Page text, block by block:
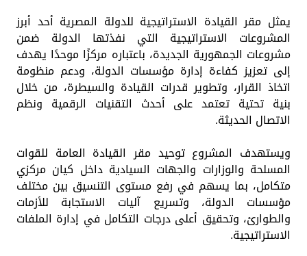
يمثل مقر القيادة الاستراتيجية للدولة المصرية أحد أبرز
المشروعات الاستراتيجية التي نفذتها الدولة ضمن
مشروعات الجمهورية الجديدة، باعتباره مركزًا موحدًا يهدف
إلى تعزيز كفاءة إدارة مؤسسات الدولة، ودعم منظومة
اتخاذ القرار، وتطوير قدرات القيادة والسيطرة، من خلال
بنية تحتية تعتمد على أحدث التقنيات الرقمية ونظم
الاتصال الحديثة.
ويستهدف المشروع توحيد مقر القيادة العامة للقوات
المسلحة والوزارات والجهات السيادية داخل كيان مركزي
متكامل، بما يسهم في رفع مستوى التنسيق بين مختلف
مؤسسات الدولة، وتسريع آليات الاستجابة للأزمات
والطوارئ، وتحقيق أعلى درجات التكامل في إدارة الملفات
الاستراتيجية.